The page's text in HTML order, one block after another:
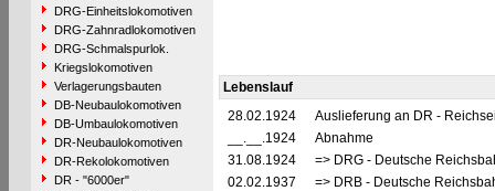
DRG-Einheitslokomotiven
DRG-Zahnradlokomotiven
DRG-Schmalspurlok.
Kriegslokomotiven
Verlagerungsbauten
DB-Neubaulokomotiven
DB-Umbaulokomotiven
DR-Neubaulokomotiven
DR-Rekolokomotiven
DR - "6000er"
Lebenslauf
28.02.1924
Auslieferung an DR -
__.__.1924
Abnahme
31.08.1924
=> DRG - Deutsche
02.02.1937
=> DRB - Deutsche